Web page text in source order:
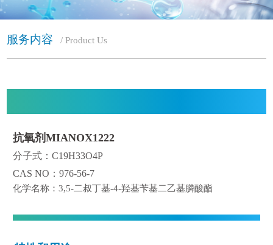
们
内
容
户
案
新
闻
讯
联
我
服务内容 / Product Us
抗氧剂MIANOX1222
分子式：C19H33O4P
CAS NO：976-56-7
化学名称：3,5-二叔丁基-4-羟基苄基二乙基膦酸酯